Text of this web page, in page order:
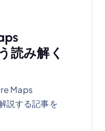
読み解く
Maps
説する記事を